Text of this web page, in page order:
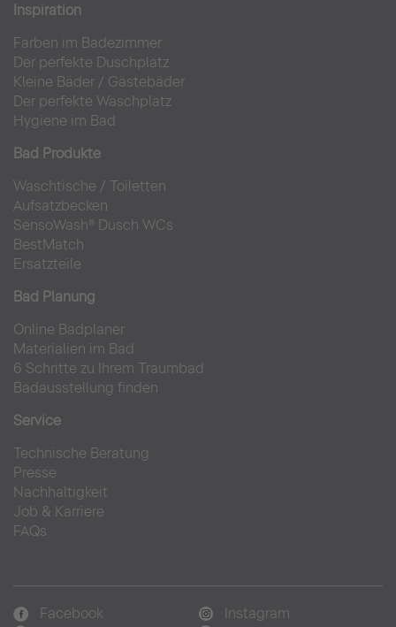
Inspiration
Farben im Badezimmer
Der perfekte Duschplatz
Kleine Bäder / Gästebäder
Der perfekte Waschplatz
Hygiene im Bad
Bad Produkte
Waschtische / Toiletten
Aufsatzbecken
SensoWash® Dusch WCs
BestMatch
Ersatzteile
Bad Planung
Online Badplaner
Materialien im Bad
6 Schritte zu Ihrem Traumbad
Badausstellung finden
Service
Technische Beratung
Presse
Nachhaltigkeit
Job & Karriere
FAQs
Facebook
Instagram